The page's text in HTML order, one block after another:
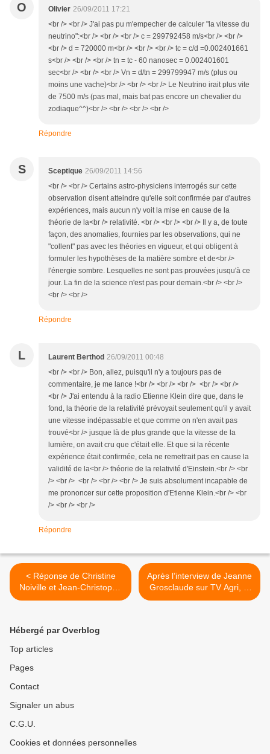
O Olivier 26/09/2011 17:21
<br /> <br /> J'ai pas pu m'empecher de calculer "la vitesse du
neutrino":<br /> <br /> <br /> c = 299792458 m/s<br /> <br />
<br /> d = 720000 m<br /> <br /> <br /> tc = c/d =0.002401661
s<br /> <br /> <br /> tn = tc - 60 nanosec = 0.002401601
sec<br /> <br /> <br /> Vn = d/tn = 299799947 m/s (plus ou
moins une vache)<br /> <br /> <br /> Le Neutrino irait plus vite
de 7500 m/s (pas mal, mais bat pas encore un chevalier du
zodiaque^^)<br /> <br /> <br /> <br />
Répondre
S Sceptique 26/09/2011 14:56
<br /> <br /> Certains astro-physiciens interrogés sur cette
observation disent atteindre qu'elle soit confirmée par d'autres
expériences, mais aucun n'y voit la mise en cause de la
théorie de la<br /> relativité. <br /> <br /> <br /> Il y a, de toute
façon, des anomalies, fournies par les observations, qui ne
"collent" pas avec les théories en vigueur, et qui obligent à
formuler les hypothèses de la matière sombre et de<br />
l'énergie sombre. Lesquelles ne sont pas prouvées jusqu'à ce
jour. La fin de la science n'est pas pour demain.<br /> <br />
<br /> <br />
Répondre
L Laurent Berthod 26/09/2011 00:48
<br /> <br /> Bon, allez, puisqu'il n'y a toujours pas de
commentaire, je me lance !<br /> <br /> <br /> <br /> <br />
<br /> J'ai entendu à la radio Etienne Klein dire que, dans le
fond, la théorie de la relativité prévoyait seulement qu'il y avait
une vitesse indépassable et que comme on n'en avait pas
trouvé<br /> jusque là de plus grande que la vitesse de la
lumière, on avait cru que c'était elle. Et que si la récente
expérience était confirmée, cela ne remettrait pas en cause la
validité de la<br /> théorie de la relativité d'Einstein.<br /> <br
/> <br /> <br /> <br /> <br /> Je suis absolument incapable de
me prononcer sur cette proposition d'Etienne Klein.<br /> <br
/> <br /> <br />
Répondre
< Réponse de Christine
Noiville et Jean-Christophe
Pagès au sujet de l’article «
fonctionnement du HCB »
Après l’interview de Jeanne
Grosclaude sur TV Agri, la
preuve par les exemples,
Hébergé par Overblog
Top articles
Pages
Contact
Signaler un abus
C.G.U.
Cookies et données personnelles